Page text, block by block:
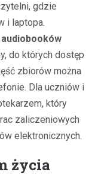
gdzie
i laptopa.
do których dostęp
zbiorów można
Dla uczniów i
który
zaliczeniowych
elektronicznych.
życia